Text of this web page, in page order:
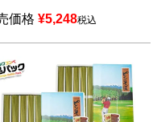
価格 ¥5,248税込